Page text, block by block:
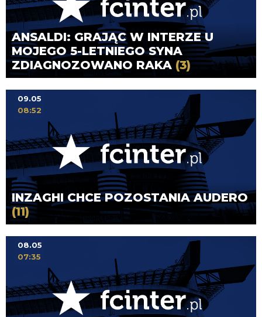
ANSALDI: GRAJĄC W INTERZE U
MOJEGO 5-LETNIEGO SYNA
ZDIAGNOZOWANO RAKA (3)
INZAGHI CHCE POZOSTANIA AUDERO
(11)
09.05
08:52
08.05
07:35